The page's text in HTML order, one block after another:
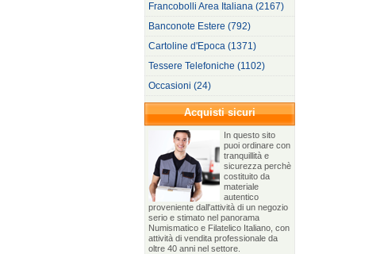
Francobolli Area Italiana (2167)
Banconote Estere (792)
Cartoline d'Epoca (1371)
Tessere Telefoniche (1102)
Occasioni (24)
Acquisti sicuri
In questo sito
puoi ordinare con
tranquillità e
sicurezza perchè
costituito da
materiale
autentico
proveniente dall'attività di un negozio
serio e stimato nel panorama
Numismatico e Filatelico Italiano, con
attività di vendita professionale da
oltre 40 anni nel settore.